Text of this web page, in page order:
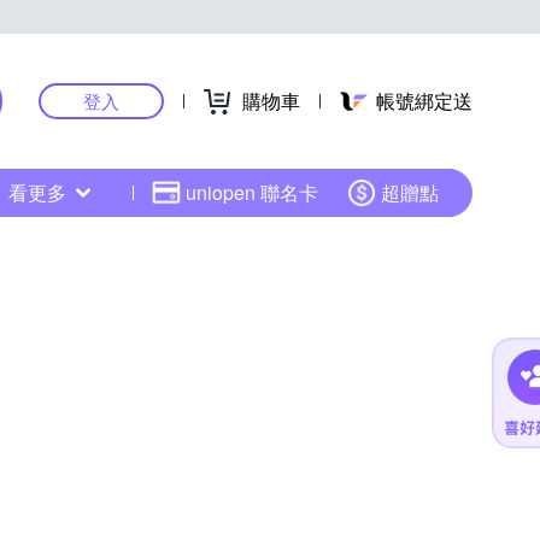
登入 購物車 帳號綁定送
看更多 uniopen 聯名卡 超贈點